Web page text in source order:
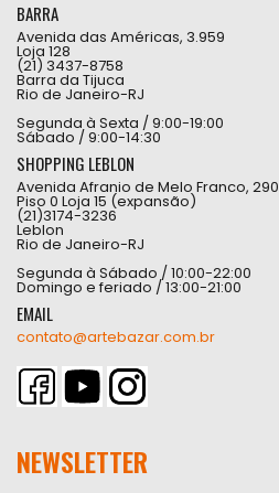
BARRA
Avenida das Américas, 3.959
Loja 128
(21) 3437-8758
Barra da Tijuca
Rio de Janeiro-RJ
Segunda à Sexta / 9:00-19:00
Sábado / 9:00-14:30
SHOPPING LEBLON
Avenida Afranio de Melo Franco, 290
Piso 0 Loja 15 (expansão)
(21)3174-3236
Leblon
Rio de Janeiro-RJ
Segunda à Sábado / 10:00-22:00
Domingo e feriado / 13:00-21:00
EMAIL
contato@artebazar.com.br
NEWSLETTER